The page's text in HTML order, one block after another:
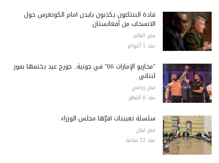
قادة البنتاغون يكذبون بايدن أمام الكونغرس حول
الانسحاب من أفغانستان
نبض العالم
منذ 5 أعوام
"محاربو الإمارات 66" في جونية.. جورج عيد يختمها بفوز
لبناني
نبض رياضي
منذ 8 أشهر
سلسلة تعيينات أقرّها مجلس الوزراء
نبض لبنان
منذ 22 ساعة